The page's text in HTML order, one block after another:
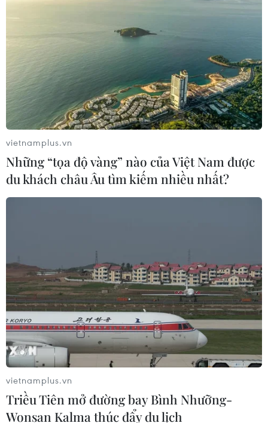
TIN CÙNG CHUYÊN MỤC
Tổng dư nợ tín dụng chính sách đạt
hơn 454.000 tỷ đồng
vietnamplus.vn
Những “tọa độ vàng” nào của Việt Nam được
du khách châu Âu tìm kiếm nhiều nhất?
vietnamplus.vn
Triều Tiên mở đường bay Bình Nhưỡng-
Wonsan Kalma thúc đẩy du lịch